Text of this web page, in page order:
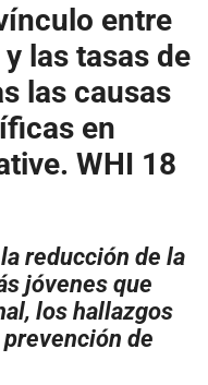
entre
las tasas de
las causas
en
WHI 18
reducción de la
jóvenes que
los hallazgos
de